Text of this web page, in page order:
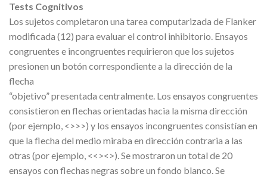
Tests Cognitivos
Los sujetos completaron una tarea computarizada de Flanker
modificada (12) para evaluar el control inhibitorio. Ensayos
congruentes e incongruentes requirieron que los sujetos
presionen un botón correspondiente a la dirección de la
flecha
“objetivo” presentada centralmente. Los ensayos congruentes
consistieron en flechas orientadas hacia la misma dirección
(por ejemplo, <>>>) y los ensayos incongruentes consistían en
que la flecha del medio miraba en dirección contraria a las
otras (por ejemplo, <<><>). Se mostraron un total de 20
ensayos con flechas negras sobre un fondo blanco. Se